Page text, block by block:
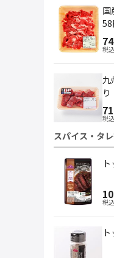
国
58
税込
九
り
税込
スパイス・タ
税込